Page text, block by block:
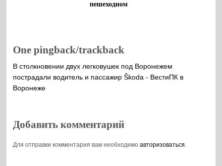
пешеходном
One pingback/trackback
В столкновении двух легковушек под Воронежем
пострадали водитель и пассажир Škoda - ВестиПК в
Воронеже
Добавить комментарий
Для отправки комментария вам необходимоавторизоваться.